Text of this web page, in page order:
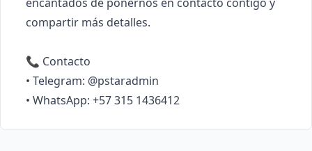
compartir más detalles.
📞 Contacto
• Telegram: @pstaradmin